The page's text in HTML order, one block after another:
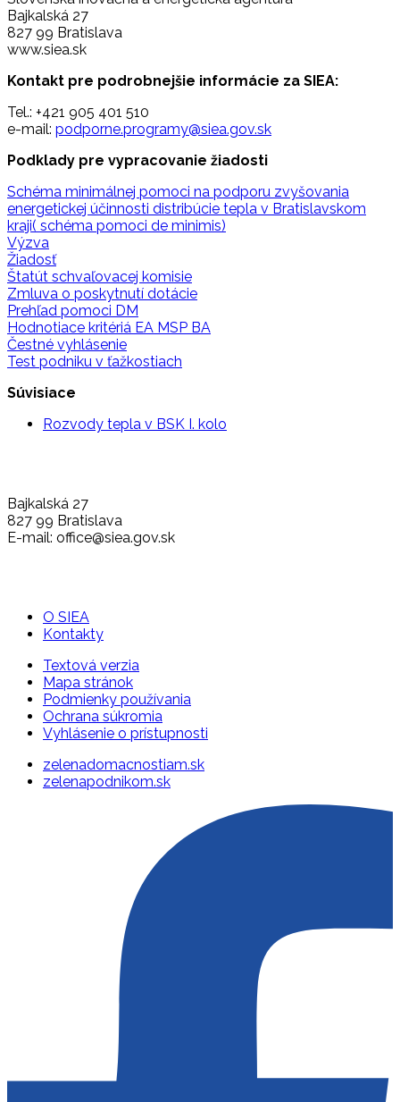
Bajkalská 27
827 99 Bratislava
www.siea.sk
Kontakt pre podrobnejšie informácie za SIEA:
Tel.: +421 905 401 510
e-mail: podporne.programy@siea.gov.sk
Podklady pre vypracovanie žiadosti
Schéma minimálnej pomoci na podporu zvyšovania
energetickej účinnosti distribúcie tepla v Bratislavskom
kraji( schéma pomoci de minimis)
Výzva
Žiadosť
Štatút schvaľovacej komisie
Zmluva o poskytnutí dotácie
Prehľad pomoci DM
Hodnotiace kritériá EA MSP BA
Čestné vyhlásenie
Test podniku v ťažkostiach
Súvisiace
Rozvody tepla v BSK I. kolo
Bajkalská 27
827 99 Bratislava
E-mail: office@siea.gov.sk
O SIEA
Kontakty
Textová verzia
Mapa stránok
Podmienky používania
Ochrana súkromia
Vyhlásenie o prístupnosti
zelenadomacnostiam.sk
zelenapodnikom.sk